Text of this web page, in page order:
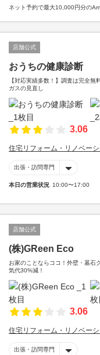
ネット予約で最大10,000円分の
店舗公式
おうちの健康診断
【対応実績多数！】調査は完全
ガスの見直し
3.06
住宅リフォーム・リノベー
出張・訪問専門
本日の営業状況 10:00〜17:00
店舗公式
(株)GReen Eco
お家のことならココ！外壁・墓
気代30%減！
3.06
住宅リフォーム・リノベー
出張・訪問専門